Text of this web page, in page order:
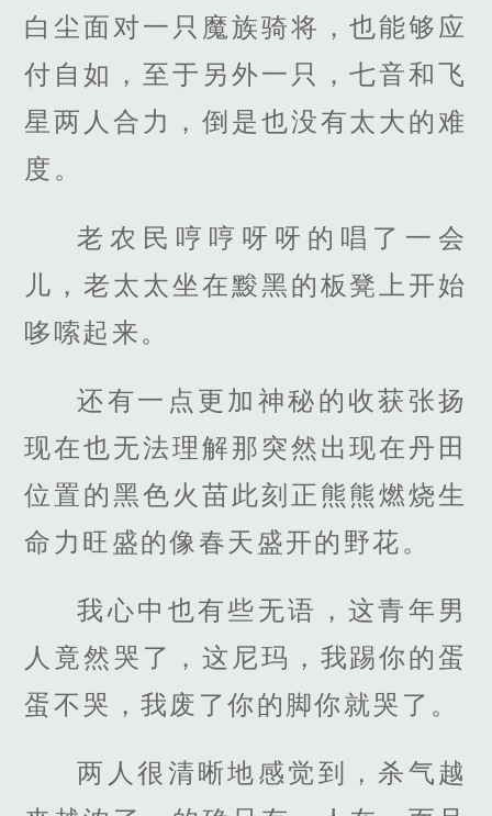
白尘面对一只魔族骑将，也能够应
付自如，至于另外一只，七音和飞
星两人合力，倒是也没有太大的难
度。
老农民哼哼呀呀的唱了一会
儿，老太太坐在黢黑的板凳上开始
哆嗦起来。
还有一点更加神秘的收获张扬
现在也无法理解那突然出现在丹田
位置的黑色火苗此刻正熊熊燃烧生
命力旺盛的像春天盛开的野花。
我心中也有些无语，这青年男
人竟然哭了，这尼玛，我踢你的蛋
蛋不哭，我废了你的脚你就哭了。
两人很清晰地感觉到，杀气越